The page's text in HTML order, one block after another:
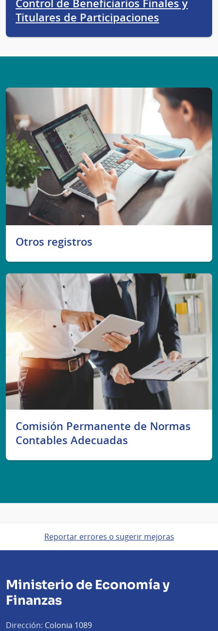
Control de Beneficiarios Finales y
Titulares de Participaciones
Otros registros
Comisión Permanente de Normas
Contables Adecuadas
Reportar errores o sugerir mejoras
Ministerio de Economía y
Finanzas
Dirección: Colonia 1089